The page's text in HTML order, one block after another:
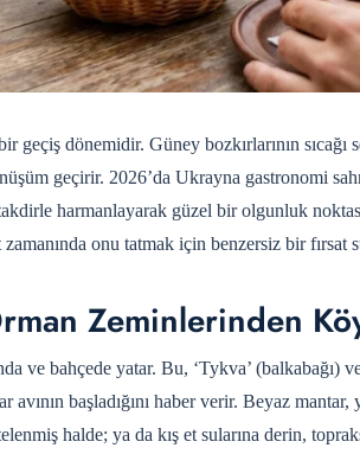
geçiş dönemidir. Güney bozkırlarının sıcağı
geçirir. 2026’da Ukrayna gastronomi
harmanlayarak güzel bir olgunluk
onu tatmak için benzersiz bir fırsat
Zeminlerinden
ve bahçede yatar. Bu, ‘Tykva’
başladığını haber verir. Beyaz
halde; ya da kış et sularına derin,